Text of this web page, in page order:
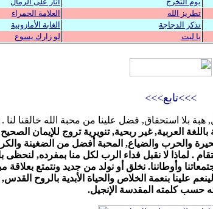
العلامة الحمراء تطريز الله
الغابة الأمازونية تذكر الدجاجة
لو زارك يسوع يا ليت
>>>تابع>>>
هبة بلا استحقاق, فضل علينا من محبة الله خالقنا لنا
والحرب والضياع, المحبة أفضل من الضغينة
. لماذا لا نقبل فداء الرب لكل منا بمفرده, لنحظى
وأوطاننا. نخلق أو نولد من جديد ونتمتع بعلاقة
لينعم علينا بنعمة الخلاص والحياة الأبدية بالروح القدس
حسب كلمته المقدسة الإنجيل.